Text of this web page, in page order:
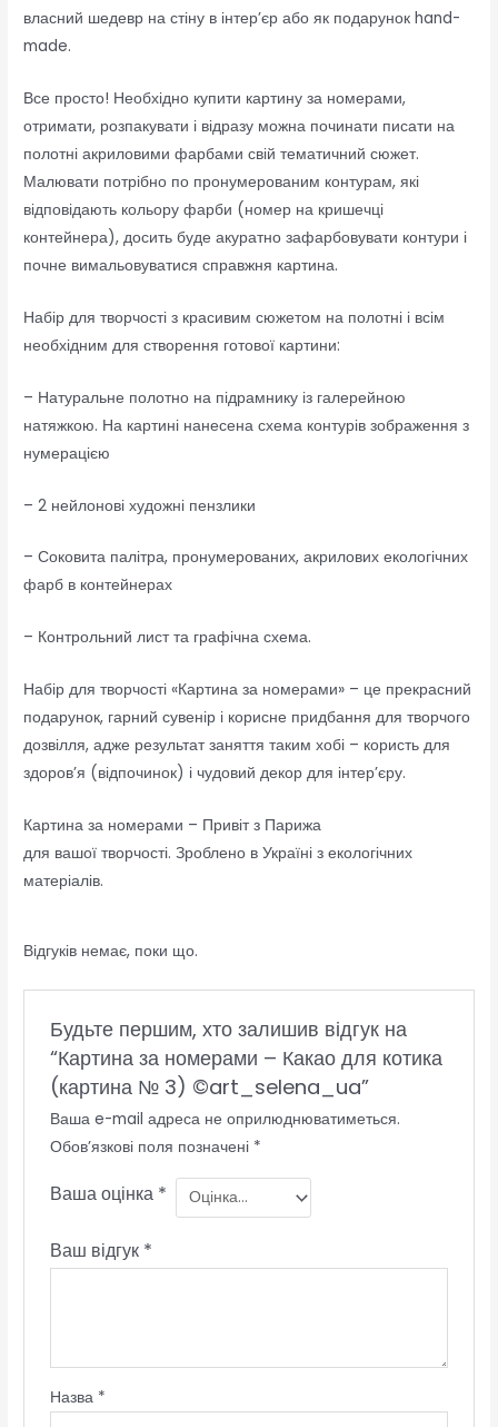
власний шедевр на стіну в інтер’єр або як подарунок hand-
made.
Все просто! Необхідно купити картину за номерами,
отримати, розпакувати і відразу можна починати писати на
полотні акриловими фарбами свій тематичний сюжет.
Малювати потрібно по пронумерованим контурам, які
відповідають кольору фарби (номер на кришечці
контейнера), досить буде акуратно зафарбовувати контури і
почне вимальовуватися справжня картина.
Набір для творчості з красивим сюжетом на полотні і всім
необхідним для створення готової картини:
– Натуральне полотно на підрамнику із галерейною
натяжкою. На картині нанесена схема контурів зображення з
нумерацією
– 2 нейлонові художні пензлики
– Соковита палітра, пронумерованих, акрилових екологічних
фарб в контейнерах
– Контрольний лист та графічна схема.
Набір для творчості «Картина за номерами» – це прекрасний
подарунок, гарний сувенір і корисне придбання для творчого
дозвілля, адже результат заняття таким хобі – користь для
здоров’я (відпочинок) і чудовий декор для інтер’єру.
Картина за номерами – Привіт з Парижа
для вашої творчості. Зроблено в Україні з екологічних
матеріалів.
Відгуків немає, поки що.
Будьте першим, хто залишив відгук на
“Картина за номерами – Какао для котика
(картина № 3) ©art_selena_ua”
Ваша e-mail адреса не оприлюднюватиметься.
Обов’язкові поля позначені *
Ваша оцінка *
Ваш відгук *
Назва *